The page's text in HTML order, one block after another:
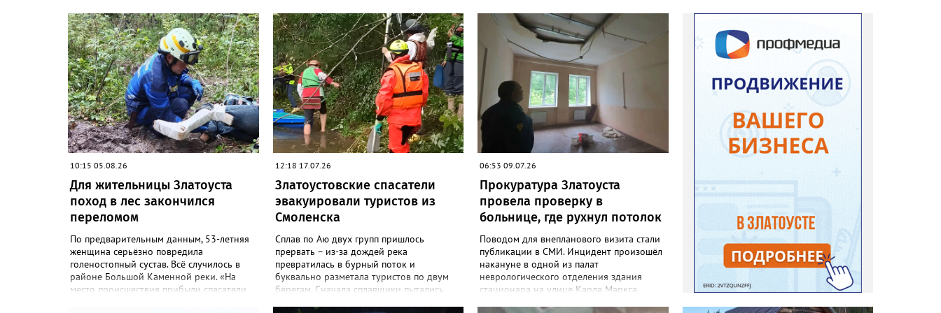
10:15 05.08.26
Для жительницы Златоуста
поход в лес закончился
переломом
По предварительным данным, 53-летняя
женщина серьёзно повредила
голеностопный сустав. Всё случилось в
районе Большой Каменной реки. «На
место происшествия прибыли спасатели
12:18 17.07.26
Златоустовские спасатели
эвакуировали туристов из
Смоленска
Сплав по Аю двух групп пришлось
прервать – из-за дождей река
превратилась в бурный поток и
буквально разметала туристов по двум
берегам. Сначала сплавщики пытались
06:53 09.07.26
Прокуратура Златоуста
провела проверку в
больнице, где рухнул потолок
Поводом для внепланового визита стали
публикации в СМИ. Инцидент произошёл
накануне в одной из палат
неврологического отделения здания
стационара на улице Карла Маркса,